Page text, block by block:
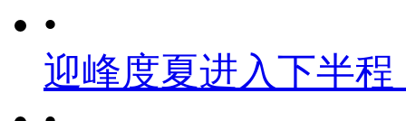
•
迎峰度夏进入下半